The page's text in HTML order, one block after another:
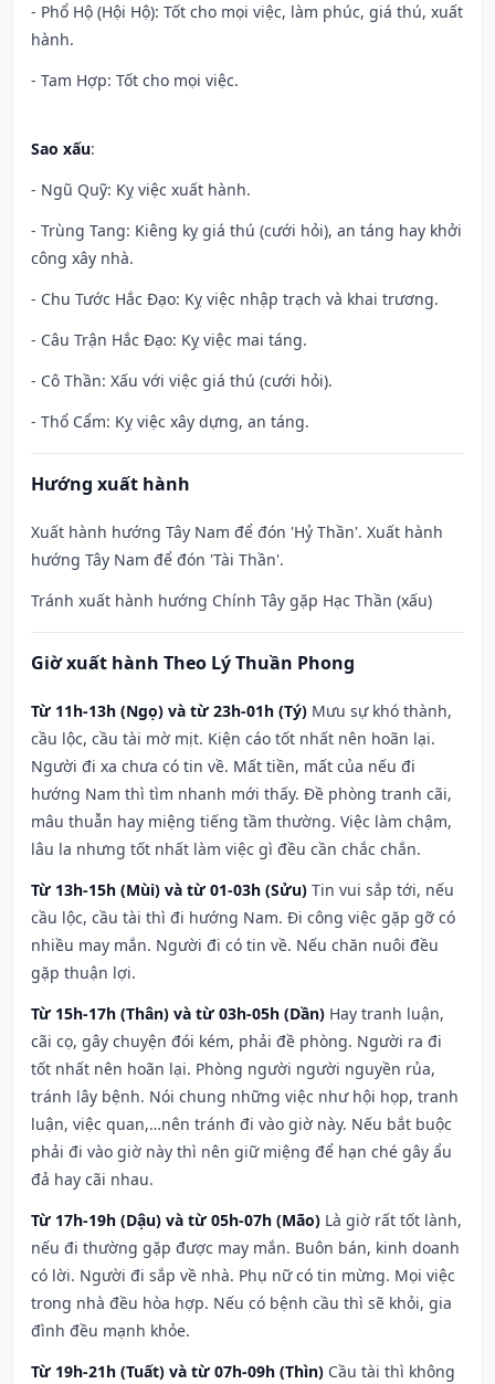
- Phổ Hộ (Hội Hộ): Tốt cho mọi việc, làm phúc, giá thú, xuất
hành.
- Tam Hợp: Tốt cho mọi việc.
Sao xấu:
- Ngũ Quỹ: Kỵ việc xuất hành.
- Trùng Tang: Kiêng kỵ giá thú (cưới hỏi), an táng hay khởi
công xây nhà.
- Chu Tước Hắc Đạo: Kỵ việc nhập trạch và khai trương.
- Câu Trận Hắc Đạo: Kỵ việc mai táng.
- Cô Thần: Xấu với việc giá thú (cưới hỏi).
- Thổ Cẩm: Kỵ việc xây dựng, an táng.
Hướng xuất hành
Xuất hành hướng Tây Nam để đón 'Hỷ Thần'. Xuất hành
hướng Tây Nam để đón 'Tài Thần'.
Tránh xuất hành hướng Chính Tây gặp Hạc Thần (xấu)
Giờ xuất hành Theo Lý Thuần Phong
Từ 11h-13h (Ngọ) và từ 23h-01h (Tý) Mưu sự khó thành,
cầu lộc, cầu tài mờ mịt. Kiện cáo tốt nhất nên hoãn lại.
Người đi xa chưa có tin về. Mất tiền, mất của nếu đi
hướng Nam thì tìm nhanh mới thấy. Đề phòng tranh cãi,
mâu thuẫn hay miệng tiếng tầm thường. Việc làm chậm,
lâu la nhưng tốt nhất làm việc gì đều cần chắc chắn.
Từ 13h-15h (Mùi) và từ 01-03h (Sửu) Tin vui sắp tới, nếu
cầu lộc, cầu tài thì đi hướng Nam. Đi công việc gặp gỡ có
nhiều may mắn. Người đi có tin về. Nếu chăn nuôi đều
gặp thuận lợi.
Từ 15h-17h (Thân) và từ 03h-05h (Dần) Hay tranh luận,
cãi cọ, gây chuyện đói kém, phải đề phòng. Người ra đi
tốt nhất nên hoãn lại. Phòng người người nguyền rủa,
tránh lây bệnh. Nói chung những việc như hội họp, tranh
luận, việc quan,…nên tránh đi vào giờ này. Nếu bắt buộc
phải đi vào giờ này thì nên giữ miệng để hạn ché gây ẩu
đả hay cãi nhau.
Từ 17h-19h (Dậu) và từ 05h-07h (Mão) Là giờ rất tốt lành,
nếu đi thường gặp được may mắn. Buôn bán, kinh doanh
có lời. Người đi sắp về nhà. Phụ nữ có tin mừng. Mọi việc
trong nhà đều hòa hợp. Nếu có bệnh cầu thì sẽ khỏi, gia
đình đều mạnh khỏe.
Từ 19h-21h (Tuất) và từ 07h-09h (Thìn) Cầu tài thì không